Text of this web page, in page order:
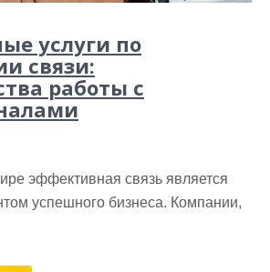
услуги по
связи:
работы с
эффективная связь является
успешного бизнеса. Компании,